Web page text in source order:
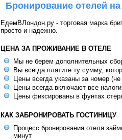
Бронирование отелей
ЕдемВЛондон.ру - торговая марка
просто и надежно.
ЦЕНА ЗА ПРОЖИВАНИЕ В ОТЕЛЕ
Мы не берем дополнительных
Вы всегда платите ту сумму,
Цены всегда указаны за номер
Цены всегда включают все
Цены фиксированы в фунтах
КАК ЗАБРОНИРОВАТЬ ГОСТИНИЦУ
Процесс бронирования отеля
минут